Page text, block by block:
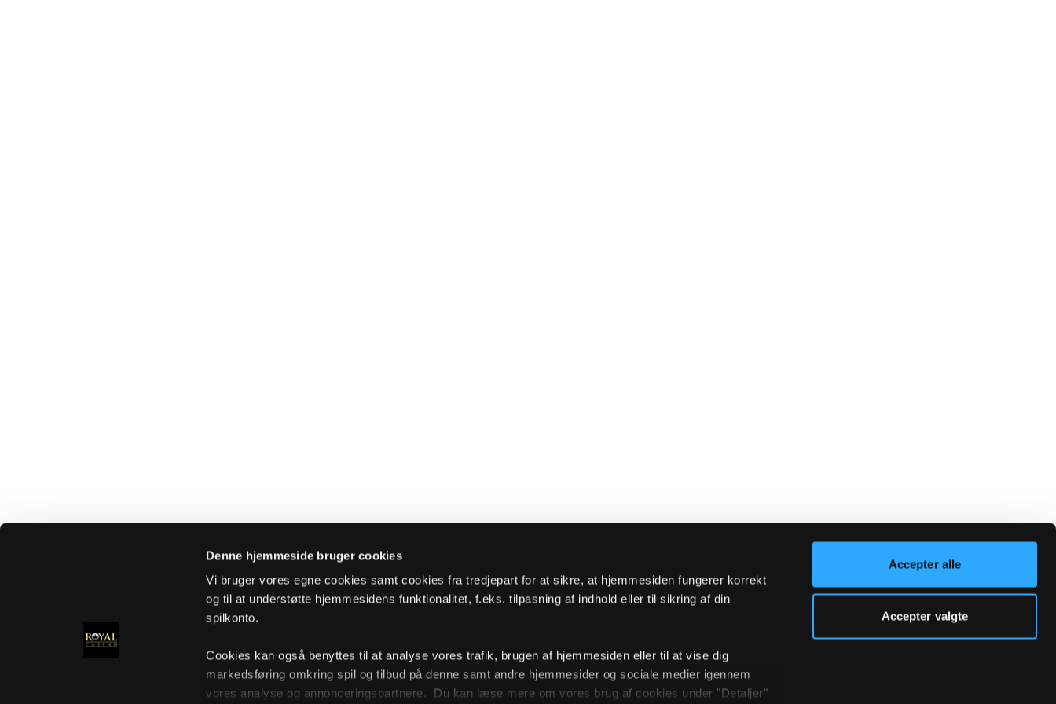
Denne hjemmeside bruger cookies
Vi bruger vores egne cookies samt cookies fra tredjepart for at sikre, at hjemmesiden fungerer korrekt
og til at understøtte hjemmesidens funktionalitet, f.eks. tilpasning af indhold eller til sikring af din
spilkonto.
Cookies kan også benyttes til at analyse vores trafik, brugen af hjemmesiden eller til at vise dig
markedsføring omkring spil og tilbud på denne samt andre hjemmesider og sociale medier igennem
vores analyse og annonceringspartnere. Du kan læse mere om vores brug af cookies under "Detaljer"
Accepter alle
Accepter valgte